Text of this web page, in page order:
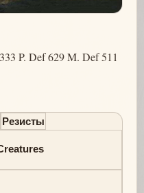
P. Def 629 M. Def 511
Резисты